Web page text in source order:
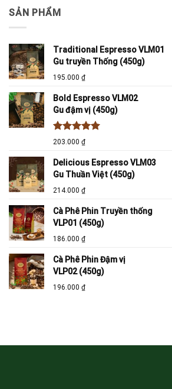
SẢN PHẨM
Traditional Espresso VLM01
Gu truyền Thống (450g)
195.000 ₫
Bold Espresso VLM02
Gu đậm vị (450g)
Được xếp
5 sao
203.000 ₫
Delicious Espresso VLM03
Gu Thuần Việt (450g)
214.000 ₫
Cà Phê Phin Truyền thống
VLP01 (450g)
186.000 ₫
Cà Phê Phin Đậm vị
VLP02 (450g)
196.000 ₫